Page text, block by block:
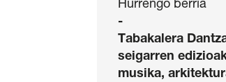
Hurrengo berria
-
Tabakalera
seigarren
musika,